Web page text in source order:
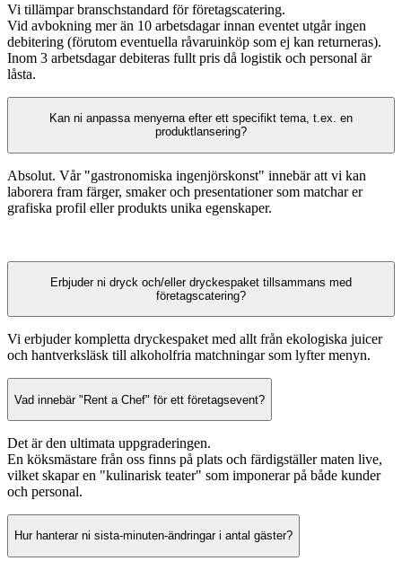
Vi tillämpar branschstandard för företagscatering.
Vid avbokning mer än 10 arbetsdagar innan eventet utgår ingen
debitering (förutom eventuella råvaruinköp som ej kan returneras).
Inom 3 arbetsdagar debiteras fullt pris då logistik och personal är
låsta.
Kan ni anpassa menyerna efter ett specifikt tema, t.ex. en
produktlansering?
Absolut. Vår "gastronomiska ingenjörskonst" innebär att vi kan
laborera fram färger, smaker och presentationer som matchar er
grafiska profil eller produkts unika egenskaper.
Erbjuder ni dryck och/eller dryckespaket tillsammans med
företagscatering?
Vi erbjuder kompletta dryckespaket med allt från ekologiska juicer
och hantverksläsk till alkoholfria matchningar som lyfter menyn.
Vad innebär "Rent a Chef" för ett företagsevent?
Det är den ultimata uppgraderingen.
En köksmästare från oss finns på plats och färdigställer maten live,
vilket skapar en "kulinarisk teater" som imponerar på både kunder
och personal.
Hur hanterar ni sista-minuten-ändringar i antal gäster?